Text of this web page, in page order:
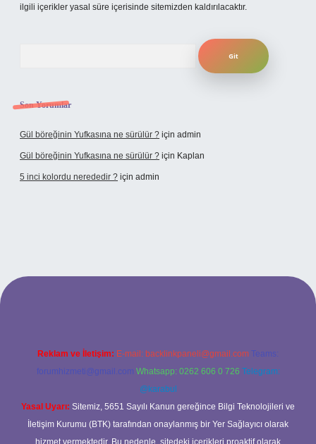
ilgili içerikler yasal süre içerisinde sitemizden kaldırılacaktır.
Son Yorumlar
Gül böreğinin Yufkasına ne sürülür ? için admin
Gül böreğinin Yufkasına ne sürülür ? için Kaplan
5 inci kolordu nerededir ? için admin
Reklam ve İletişim: E-mail: backlinkpaneli@gmail.com Teams:
forumhizmeti@gmail.com Whatsapp: 0262 606 0 726 Telegram:
@karabul
Yasal Uyarı: Sitemiz, 5651 Sayılı Kanun gereğince Bilgi Teknolojileri ve
İletişim Kurumu (BTK) tarafından onaylanmış bir Yer Sağlayıcı olarak
hizmet vermektedir. Bu nedenle, sitedeki içerikleri proaktif olarak